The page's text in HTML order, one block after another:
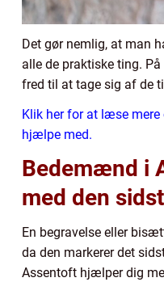
Det gør nemlig, at man
alle de praktiske ting.
fred til at tage sig af de
Klik her for at læse
hjælpe med.
Bedemænd i
med den
En begravelse eller
da den markerer det
Assentoft hjælper dig